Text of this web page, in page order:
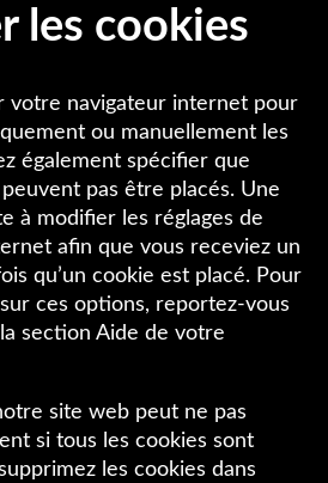
les cookies
votre navigateur internet pour
ou manuellement les
également spécifier que
pas être placés. Une
à modifier les réglages de
afin que vous receviez un
qu’un cookie est placé. Pour
ces options, reportez-vous
section Aide de votre
site web peut ne pas
si tous les cookies sont
les cookies dans